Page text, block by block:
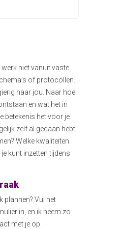
werk niet vanuit vaste
of protocollen.
naar jou. Naar hoe
en wat het in
betekenis het voor je
zelf al gedaan hebt
Welke kwaliteiten
kunt inzetten tijdens
plannen? Vul het
in, en ik neem zo
met je op.